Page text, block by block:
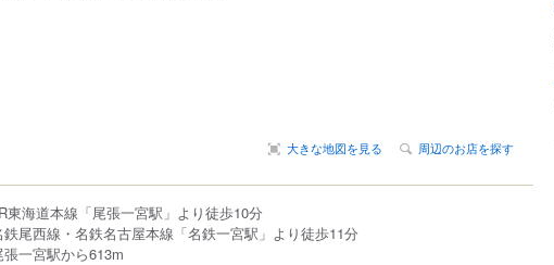
大きな地図を見る 周辺のお店を探す
東海道本線「尾張一宮駅」より徒歩10分
鉄尾西線・名鉄名古屋本線「名鉄一宮駅」より徒歩11分
張一宮駅から613m